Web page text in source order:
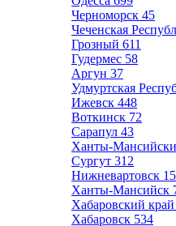
Черноморск 45
Чеченская
Грозный 611
Гудермес 58
Аргун 37
Удмуртская
Ижевск 448
Воткинск 72
Сарапул 43
Ханты-
Сургут 312
Нижневартовск
Ханты-Мансийск
Хабаровский край
Хабаровск 534